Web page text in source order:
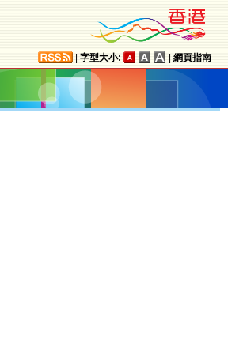
字型大小: 網頁指南